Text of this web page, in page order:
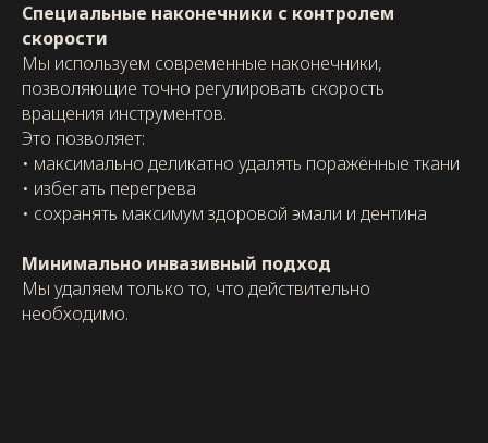
Специальные наконечники с контролем
скорости
Мы используем современные наконечники,
позволяющие точно регулировать скорость
вращения инструментов.
Это позволяет:
• максимально деликатно удалять поражённые ткани
• избегать перегрева
• сохранять максимум здоровой эмали и дентина
Минимально инвазивный подход
Мы удаляем только то, что действительно
необходимо.